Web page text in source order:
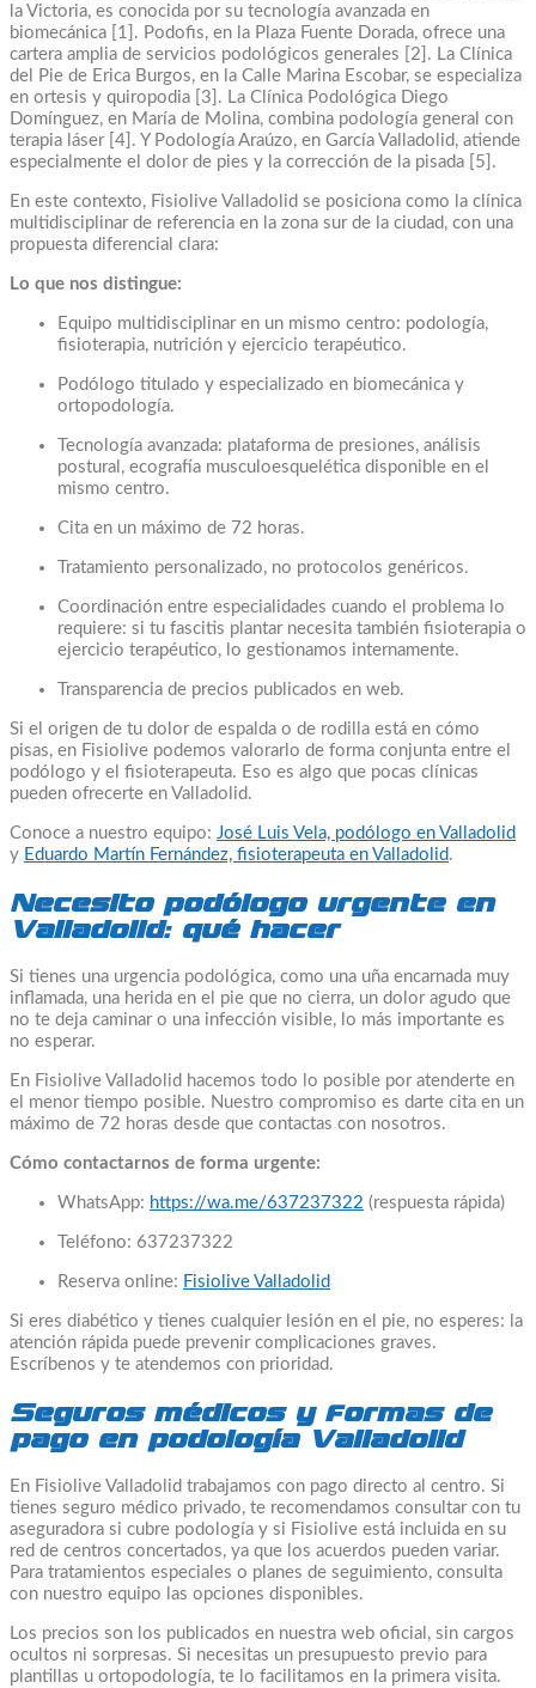
la Victoria, es conocida por su tecnología avanzada en
biomecánica [1]. Podofis, en la Plaza Fuente Dorada, ofrece una
cartera amplia de servicios podológicos generales [2]. La Clínica
del Pie de Erica Burgos, en la Calle Marina Escobar, se especializa
en ortesis y quiropodia [3]. La Clínica Podológica Diego
Domínguez, en María de Molina, combina podología general con
terapia láser [4]. Y Podología Araúzo, en García Valladolid, atiende
especialmente el dolor de pies y la corrección de la pisada [5].
En este contexto, Fisiolive Valladolid se posiciona como la clínica
multidisciplinar de referencia en la zona sur de la ciudad, con una
propuesta diferencial clara:
Lo que nos distingue:
Equipo multidisciplinar en un mismo centro: podología,
fisioterapia, nutrición y ejercicio terapéutico.
Podólogo titulado y especializado en biomecánica y
ortopodología.
Tecnología avanzada: plataforma de presiones, análisis
postural, ecografía musculoesquelética disponible en el
mismo centro.
Cita en un máximo de 72 horas.
Tratamiento personalizado, no protocolos genéricos.
Coordinación entre especialidades cuando el problema lo
requiere: si tu fascitis plantar necesita también fisioterapia o
ejercicio terapéutico, lo gestionamos internamente.
Transparencia de precios publicados en web.
Si el origen de tu dolor de espalda o de rodilla está en cómo
pisas, en Fisiolive podemos valorarlo de forma conjunta entre el
podólogo y el fisioterapeuta. Eso es algo que pocas clínicas
pueden ofrecerte en Valladolid.
Conoce a nuestro equipo: José Luis Vela, podólogo en Valladolid
y Eduardo Martín Fernández, fisioterapeuta en Valladolid .
Necesito podólogo urgente en
Valladolid: qué hacer
Si tienes una urgencia podológica, como una uña encarnada muy
inflamada, una herida en el pie que no cierra, un dolor agudo que
no te deja caminar o una infección visible, lo más importante es
no esperar.
En Fisiolive Valladolid hacemos todo lo posible por atenderte en
el menor tiempo posible. Nuestro compromiso es darte cita en un
máximo de 72 horas desde que contactas con nosotros.
Cómo contactarnos de forma urgente:
WhatsApp: https://wa.me/637237322 (respuesta rápida)
Teléfono: 637237322
Reserva online: Fisiolive Valladolid
Si eres diabético y tienes cualquier lesión en el pie, no esperes: la
atención rápida puede prevenir complicaciones graves.
Escríbenos y te atendemos con prioridad.
Seguros médicos y formas de
pago en podología Valladolid
En Fisiolive Valladolid trabajamos con pago directo al centro. Si
tienes seguro médico privado, te recomendamos consultar con tu
aseguradora si cubre podología y si Fisiolive está incluida en su
red de centros concertados, ya que los acuerdos pueden variar.
Para tratamientos especiales o planes de seguimiento, consulta
con nuestro equipo las opciones disponibles.
Los precios son los publicados en nuestra web oficial, sin cargos
ocultos ni sorpresas. Si necesitas un presupuesto previo para
plantillas u ortopodología, te lo facilitamos en la primera visita.